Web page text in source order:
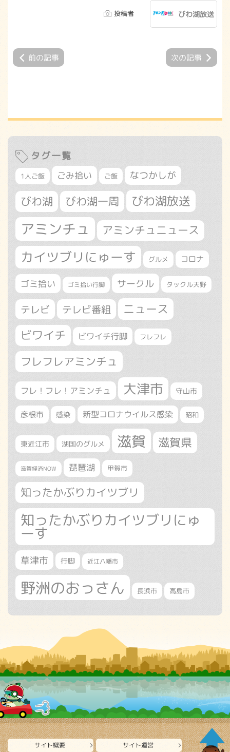
投稿者 びわ湖放送
前の記事 次の記事
タグ一覧
1人ご飯 ごみ拾い ご飯 なつかしが
びわ湖 びわ湖一周 びわ湖放送
アミンチュ アミンチュニュース
カイツブリにゅーす グルメ コロナ
ゴミ拾い ゴミ拾い行脚 サークル タックル天野
テレビ テレビ番組 ニュース
ビワイチ ビワイチ行脚 フレフレ
フレフレアミンチュ
フレ！フレ！アミンチュ 大津市 守山市
彦根市 感染 新型コロナウイルス感染 昭和
東近江市 湖国のグルメ 滋賀 滋賀県
滋賀経済NOW 琵琶湖 甲賀市
知ったかぶりカイツブリ
知ったかぶりカイツブリにゅ
ーす
草津市 行脚 近江八幡市
野洲のおっさん 長浜市 高島市
サイト概要 サイト運営